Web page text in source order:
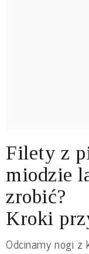
Filety z
miodzie
zrobić?
Kroki
Odcinamy nogi z